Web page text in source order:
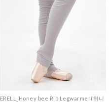
ERELL_Honey bee Rib Legwarmer(허니